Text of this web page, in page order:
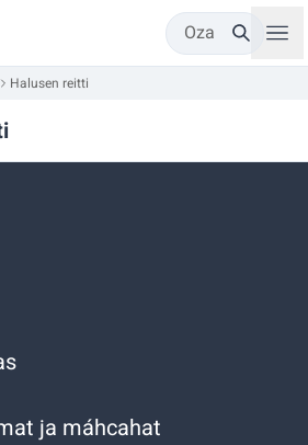
Oza
Halusen reitti
ja máhcahat